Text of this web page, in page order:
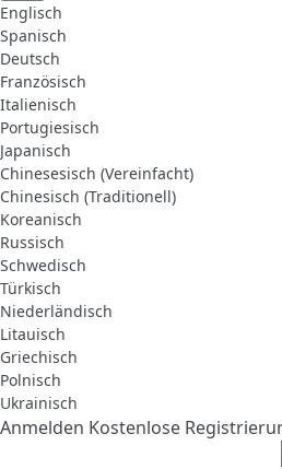
Englisch
Spanisch
Deutsch
Französisch
Italienisch
Portugiesisch
Japanisch
Chinesesisch (Vereinfacht)
Chinesisch (Traditionell)
Koreanisch
Russisch
Schwedisch
Türkisch
Niederländisch
Litauisch
Griechisch
Polnisch
Ukrainisch
Anmelden Kostenlose